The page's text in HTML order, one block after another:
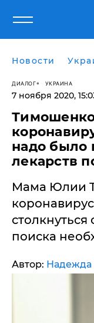
Новости
ДИАЛОГ УКРАИНА
7 ноября 2020,
надо было
лекарств
Мама Юлии
поиска
Автор: Надежда